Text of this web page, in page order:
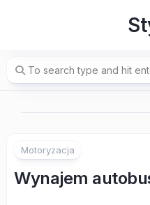
Motoryzacja
Wynajem